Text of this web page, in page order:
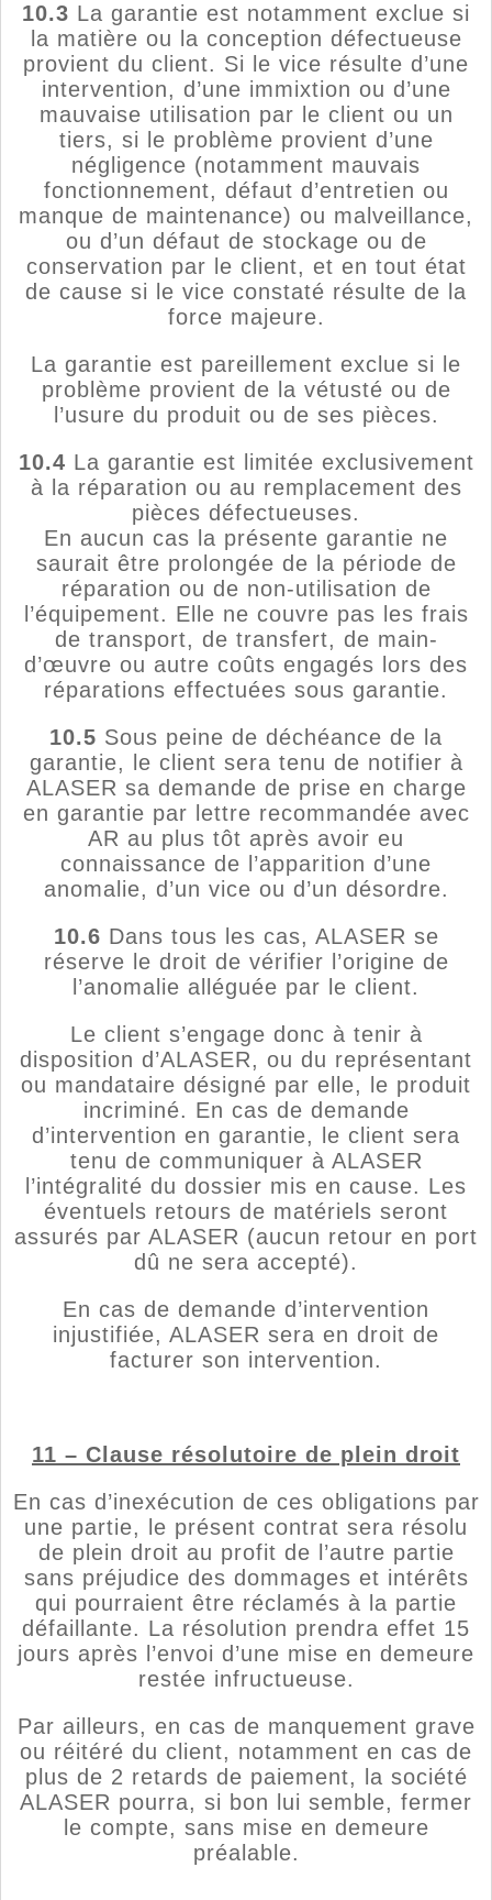
10.3 La garantie est notamment exclue si
la matière ou la conception défectueuse
provient du client. Si le vice résulte d’une
intervention, d’une immixtion ou d’une
mauvaise utilisation par le client ou un
tiers, si le problème provient d’une
négligence (notamment mauvais
fonctionnement, défaut d’entretien ou
manque de maintenance) ou malveillance,
ou d’un défaut de stockage ou de
conservation par le client, et en tout état
de cause si le vice constaté résulte de la
force majeure.
La garantie est pareillement exclue si le
problème provient de la vétusté ou de
l’usure du produit ou de ses pièces.
10.4 La garantie est limitée exclusivement
à la réparation ou au remplacement des
pièces défectueuses.
En aucun cas la présente garantie ne
saurait être prolongée de la période de
réparation ou de non-utilisation de
l’équipement. Elle ne couvre pas les frais
de transport, de transfert, de main-
d’œuvre ou autre coûts engagés lors des
réparations effectuées sous garantie.
10.5 Sous peine de déchéance de la
garantie, le client sera tenu de notifier à
ALASER sa demande de prise en charge
en garantie par lettre recommandée avec
AR au plus tôt après avoir eu
connaissance de l’apparition d’une
anomalie, d’un vice ou d’un désordre.
10.6 Dans tous les cas, ALASER se
réserve le droit de vérifier l’origine de
l’anomalie alléguée par le client.
Le client s’engage donc à tenir à
disposition d’ALASER, ou du représentant
ou mandataire désigné par elle, le produit
incriminé. En cas de demande
d’intervention en garantie, le client sera
tenu de communiquer à ALASER
l’intégralité du dossier mis en cause. Les
éventuels retours de matériels seront
assurés par ALASER (aucun retour en port
dû ne sera accepté).
En cas de demande d’intervention
injustifiée, ALASER sera en droit de
facturer son intervention.
11 – Clause résolutoire de plein droit
En cas d’inexécution de ces obligations par
une partie, le présent contrat sera résolu
de plein droit au profit de l’autre partie
sans préjudice des dommages et intérêts
qui pourraient être réclamés à la partie
défaillante. La résolution prendra effet 15
jours après l’envoi d’une mise en demeure
restée infructueuse.
Par ailleurs, en cas de manquement grave
ou réitéré du client, notamment en cas de
plus de 2 retards de paiement, la société
ALASER pourra, si bon lui semble, fermer
le compte, sans mise en demeure
préalable.